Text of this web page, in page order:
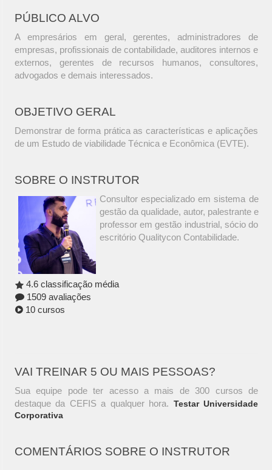
PÚBLICO ALVO
A empresários em geral, gerentes, administradores de
empresas, profissionais de contabilidade, auditores internos e
externos, gerentes de recursos humanos, consultores,
advogados e demais interessados.
OBJETIVO GERAL
Demonstrar de forma prática as características e aplicações
de um Estudo de viabilidade Técnica e Econômica (EVTE).
SOBRE O INSTRUTOR
Consultor especializado em sistema de
gestão da qualidade, autor, palestrante e
professor em gestão industrial, sócio do
escritório Qualitycon Contabilidade.
4.6 classificação média
1509 avaliações
10 cursos
VAI TREINAR 5 OU MAIS PESSOAS?
Sua equipe pode ter acesso a mais de 300 cursos de
destaque da CEFIS a qualquer hora. Testar Universidade
Corporativa
COMENTÁRIOS SOBRE O INSTRUTOR